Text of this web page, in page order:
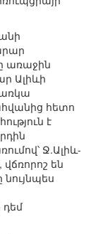
առաջին
Ալիևի
առկա
հետո
է
Ջ.Ալիև-
են
նույնպես
դեմ